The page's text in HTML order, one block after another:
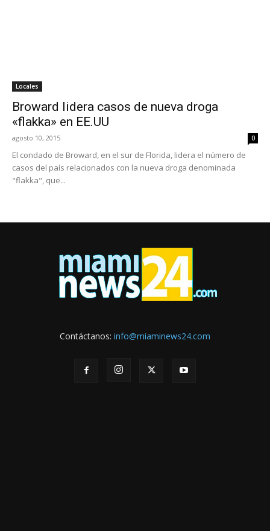
Locales
Broward lidera casos de nueva droga
«flakka» en EE.UU
agosto 10, 2015 0
El condado de Broward, en el sur de Florida, lidera el número de
casos del país relacionados con la nueva droga denominada
"flakka", que...
Contáctanos: info@miaminews24.com